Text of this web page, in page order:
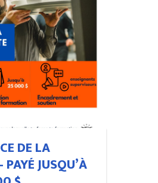
DE LA
JUSQU’À